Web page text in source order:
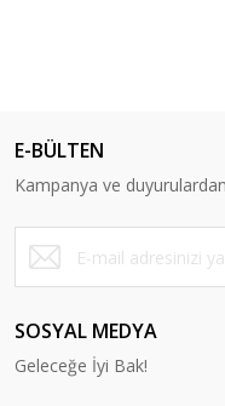
E-BÜLTEN
Kampanya ve
SOSYAL MEDYA
Geleceğe İyi Bak!